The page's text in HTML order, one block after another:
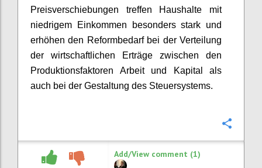
Preisverschiebungen treffen Haushalte mit
niedrigem Einkommen besonders stark und
erhöhen den Reformbedarf bei der Verteilung
der wirtschaftlichen Erträge zwischen den
Produktionsfaktoren Arbeit und Kapital als
auch bei der Gestaltung des Steuersystems.
Add/View comment (1)